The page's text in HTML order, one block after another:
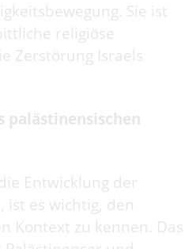
Sie ist
religiöse
Zerstörung Israels
palästinensischen
Entwicklung der
ist es wichtig, den
Kontext zu kennen. Das